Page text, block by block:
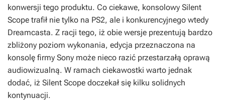
konwersji tego produktu. Co ciekawe, konsolowy Silent
Scope trafił nie tylko na PS2, ale i konkurencyjnego wtedy
Dreamcasta. Z racji tego, iż obie wersje prezentują bardzo
zbliżony poziom wykonania, edycja przeznaczona na
konsolę firmy Sony może nieco razić przestarzałą oprawą
audiowizualną. W ramach ciekawostki warto jednak
dodać, iż Silent Scope doczekał się kilku solidnych
kontynuacji.